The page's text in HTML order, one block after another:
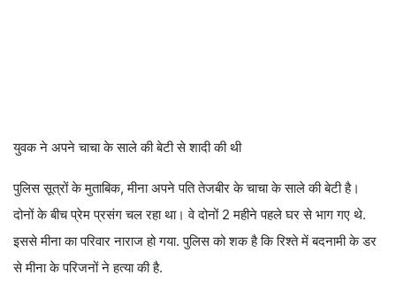
युवक ने अपने चाचा के साले की बेटी से शादी की थी
पुलिस सूत्रों के मुताबिक, मीना अपने पति तेजबीर के चाचा के साले की बेटी है।
दोनों के बीच प्रेम प्रसंग चल रहा था। वे दोनों 2 महीने पहले घर से भाग गए थे.
इससे मीना का परिवार नाराज हो गया. पुलिस को शक है कि रिश्ते में बदनामी के डर
से मीना के परिजनों ने हत्या की है.